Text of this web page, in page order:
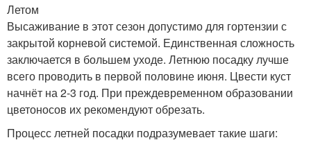
Летом
Высаживание в этот сезон допустимо для гортензии с
закрытой корневой системой. Единственная сложность
заключается в большем уходе. Летнюю посадку лучше
всего проводить в первой половине июня. Цвести куст
начнёт на 2-3 год. При преждевременном образовании
цветоносов их рекомендуют обрезать.
Процесс летней посадки подразумевает такие шаги: